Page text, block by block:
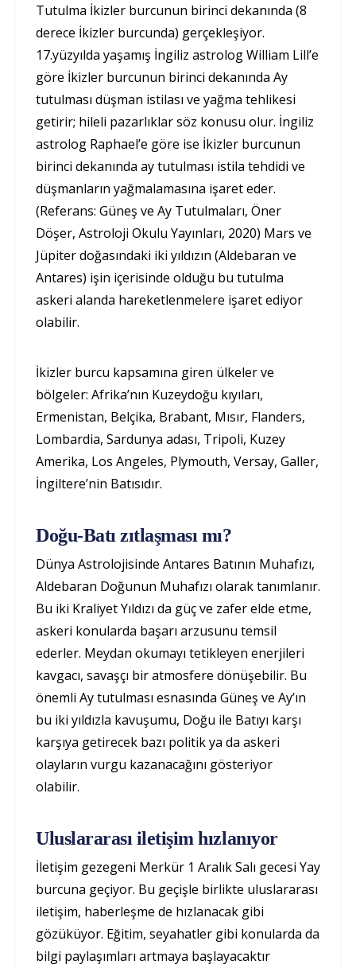
Tutulma İkizler burcunun birinci dekanında (8
derece İkizler burcunda) gerçekleşiyor.
17.yüzyılda yaşamış İngiliz astrolog William Lill’e
göre İkizler burcunun birinci dekanında Ay
tutulması düşman istilası ve yağma tehlikesi
getirir; hileli pazarlıklar söz konusu olur. İngiliz
astrolog Raphael’e göre ise İkizler burcunun
birinci dekanında ay tutulması istila tehdidi ve
düşmanların yağmalamasına işaret eder.
(Referans: Güneş ve Ay Tutulmaları, Öner
Döşer, Astroloji Okulu Yayınları, 2020) Mars ve
Jüpiter doğasındaki iki yıldızın (Aldebaran ve
Antares) işin içerisinde olduğu bu tutulma
askeri alanda hareketlenmelere işaret ediyor
olabilir.
İkizler burcu kapsamına giren ülkeler ve
bölgeler: Afrika’nın Kuzeydoğu kıyıları,
Ermenistan, Belçika, Brabant, Mısır, Flanders,
Lombardia, Sardunya adası, Tripoli, Kuzey
Amerika, Los Angeles, Plymouth, Versay, Galler,
İngiltere’nin Batısıdır.
Doğu-Batı zıtlaşması mı?
Dünya Astrolojisinde Antares Batının Muhafızı,
Aldebaran Doğunun Muhafızı olarak tanımlanır.
Bu iki Kraliyet Yıldızı da güç ve zafer elde etme,
askeri konularda başarı arzusunu temsil
ederler. Meydan okumayı tetikleyen enerjileri
kavgacı, savaşçı bir atmosfere dönüşebilir. Bu
önemli Ay tutulması esnasında Güneş ve Ay’ın
bu iki yıldızla kavuşumu, Doğu ile Batıyı karşı
karşıya getirecek bazı politik ya da askeri
olayların vurgu kazanacağını gösteriyor
olabilir.
Uluslararası iletişim hızlanıyor
İletişim gezegeni Merkür 1 Aralık Salı gecesi Yay
burcuna geçiyor. Bu geçişle birlikte uluslararası
iletişim, haberleşme de hızlanacak gibi
gözüküyor. Eğitim, seyahatler gibi konularda da
bilgi paylaşımları artmaya başlayacaktır